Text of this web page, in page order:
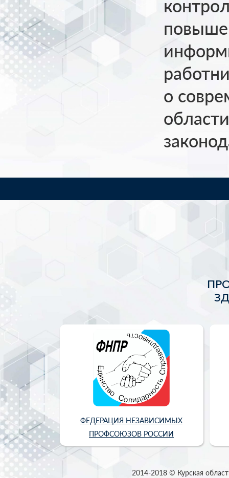
о
ФЕДЕРАЦИЯ НЕЗАВИСИМЫХ
ПРОФСОЮЗОВ РОССИИ
2014-2018 © Курская